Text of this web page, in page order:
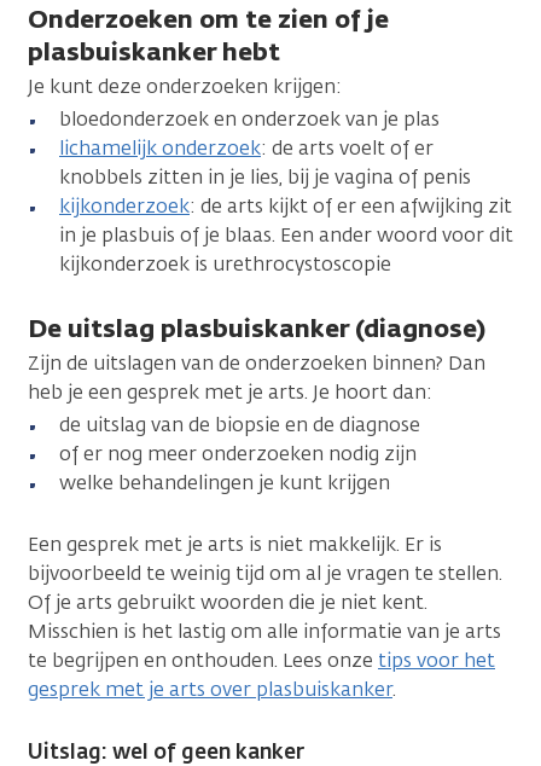
Onderzoeken om te zien of je
plasbuiskanker hebt
Je kunt deze onderzoeken krijgen:
bloedonderzoek en onderzoek van je plas
lichamelijk onderzoek: de arts voelt of er
knobbels zitten in je lies, bij je vagina of penis
kijkonderzoek: de arts kijkt of er een afwijking zit
in je plasbuis of je blaas. Een ander woord voor dit
kijkonderzoek is urethrocystoscopie
De uitslag plasbuiskanker (diagnose)
Zijn de uitslagen van de onderzoeken binnen? Dan
heb je een gesprek met je arts. Je hoort dan:
de uitslag van de biopsie en de diagnose
of er nog meer onderzoeken nodig zijn
welke behandelingen je kunt krijgen
Een gesprek met je arts is niet makkelijk. Er is
bijvoorbeeld te weinig tijd om al je vragen te stellen.
Of je arts gebruikt woorden die je niet kent.
Misschien is het lastig om alle informatie van je arts
te begrijpen en onthouden. Lees onze tips voor het
gesprek met je arts over plasbuiskanker.
Uitslag: wel of geen kanker